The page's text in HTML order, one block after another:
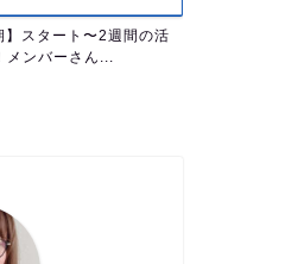
タート〜2週間の活
バーさん...